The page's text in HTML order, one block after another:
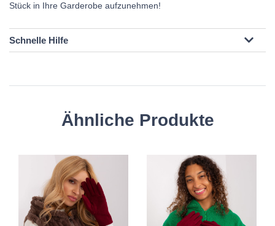
Stück in Ihre Garderobe aufzunehmen!
Schnelle Hilfe
Ähnliche Produkte